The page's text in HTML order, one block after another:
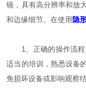
镜，具有高分辨率和放
和边缘细节。在使用 隐
1、正确的操作流程
适当的培训，熟悉设备
免损坏设备或影响观察